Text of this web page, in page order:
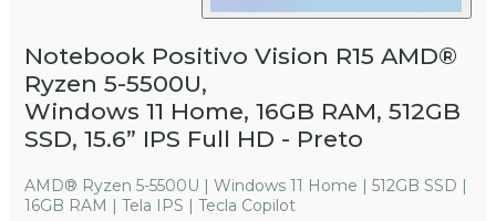
Notebook Positivo Vision R15 AMD®
Ryzen 5-5500U,
Windows 11 Home, 16GB RAM, 512GB
SSD, 15.6” IPS Full HD - Preto
AMD® Ryzen 5-5500U | Windows 11 Home | 512GB SSD |
16GB RAM | Tela IPS | Tecla Copilot